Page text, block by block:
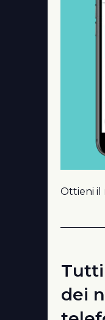
Ottieni il
dei